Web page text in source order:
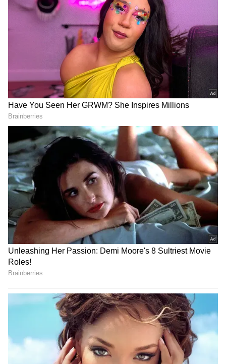
அதிகம். எந்த நபரிடமும் எளிதாக
பழகிவிடுவார்கள். இந்த குணமே
இவர்களுக்கு புதிய வாய்ப்புகளை கொண்டு
வந்து தரும். ஒரே வேலையில் மட்டும்
நம்பிக்கை வைக்காமல், பல வழிகளில்
வருமானம் உருவாக்க நினைப்பார்கள்.
மிதுன ராசிக்காரர்கள் தோல்வியை பார்த்து
பயப்பட மாட்டார்கள். ஒரு திட்டம்
தோல்வியடைந்தால் உடனே அடுத்த
திட்டத்தை தொடங்கிவிடுவார்கள். அதனால்
வாழ்க்கையில் பணவரவு தொடர்ந்து
இருக்கும்.
மிதுன ராசிக்காரர்களின் சிறப்பு:
புதிய வாய்ப்புகளை உடனே
பயன்படுத்தும் திறன்
தொடர்புகளை பணமாக மாற்றும்
ஒரே நேரத்தில் பல வருமான வாய்ப்புகள்
வெளிநாட்டு தொடர்புகள் மூலம் லாபம்